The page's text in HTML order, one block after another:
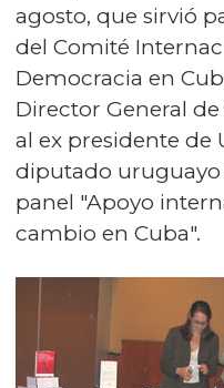
agosto, que sirvió
del Comité
Democracia en
Director General
al ex presidente de
diputado uruguayo
panel "Apoyo
cambio en Cuba".